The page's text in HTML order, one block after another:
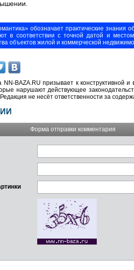
обозначает практические знания
в соответствии с точной датой и
объектов жилой и коммерческой
NN-BAZA.RU призывает к конструктивной
нарушают действующее
не несёт ответственности за
Форма отправки комментария